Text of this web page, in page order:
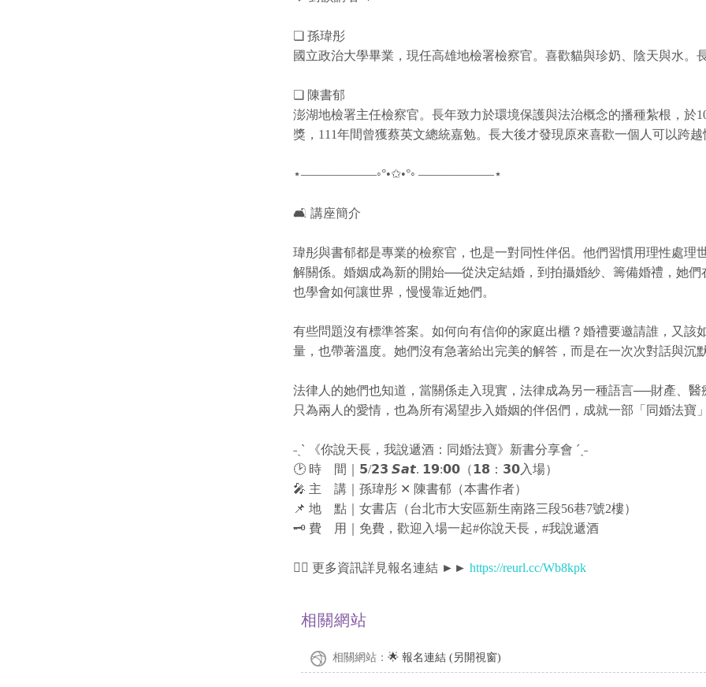
❏ 孫瑋彤
國立政治大學畢業，現任高雄地檢署檢察官。喜歡貓與珍奶、陰天與水。
❏ 陳書郁
澎湖地檢署主任檢察官。長年致力於環境保護與法治概念的播種紮根，於
獎，111年間曾獲蔡英文總統嘉勉。長大後才發現原來喜歡一個人可以跨越
⋆——————◦°•✩•°◦ ——————⋆
🛋️ 講座簡介
瑋彤與書郁都是專業的檢察官，也是一對同性伴侶。他們習慣用理性處理
解關係。婚姻成為新的開始──從決定結婚，到拍攝婚紗、籌備婚禮，她們
也學會如何讓世界，慢慢靠近她們。
有些問題沒有標準答案。如何向有信仰的家庭出櫃？婚禮要邀請誰，又該
量，也帶著溫度。她們沒有急著給出完美的解答，而是在一次次對話與沉
法律人的她們也知道，當關係走入現實，法律成為另一種語言──財產、
只為兩人的愛情，也為所有渴望步入婚姻的伴侶們，成就一部「同婚法寶」
˗ˏˋ 《你說天長，我說遞酒：同婚法寶》新書分享會 ´ˎ˗
🕑 時 間｜𝟱/𝟮𝟯 𝙎𝙖𝙩. 𝟭𝟵:𝟬𝟬（𝟭𝟴：𝟯𝟬入場）
🎤 主 講｜孫瑋彤 ✕ 陳書郁（本書作者）
📌 地 點｜女書店（台北市大安區新生南路三段56巷7號2樓）
🗝️ 費 用｜免費，歡迎入場一起#你說天長，#我說遞酒
🏳️‍🌈 更多資訊詳見報名連結 ►► https://reurl.cc/Wb8kpk
相關網站
相關網站： 🌟 報名連結 (另開視窗)